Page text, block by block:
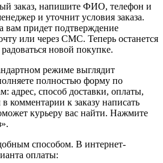
заказ, напишите ФИО, телефон и
и уточнит условия заказа.
вам придет подтверждение
или через СМС. Теперь останется
новой покупке.
режиме выглядит
полностью форму по
адрес, способ доставки, оплаты,
комментарии к заказу написать
курьеру вас найти. Нажмите
способом. В интернет-
оплаты: